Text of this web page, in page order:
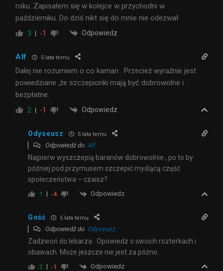
roku. Zapisałem się w kolejce w przychodni w
październiku. Do dziś nikt się do mnie nie odezwał.
3 -1 Odpowiedz
Alf 5 lata temu
Dalej nie rozumiem o co kaman . Przecież wyraźnie jest
powiedziane ,że szczepionki mają być dobrowolne i
bezpłatne.
2 -1 Odpowiedz
Odyseusz 5 lata temu
Odpowiedź doAlf
Najpierw wyszczepią baranów dobrowolnie , po to by
później pod przymusem szczepić myślącą część
społeczeństwa – czaisz?
1 -4 Odpowiedz
Gość 5 lata temu
Odpowiedź do Odyseusz
Zadzwoń do lekarza . Opowiedz o swoich rozterkach i
obawach. Może jeszcze nie jest za późno.
2 -1 Odpowiedz